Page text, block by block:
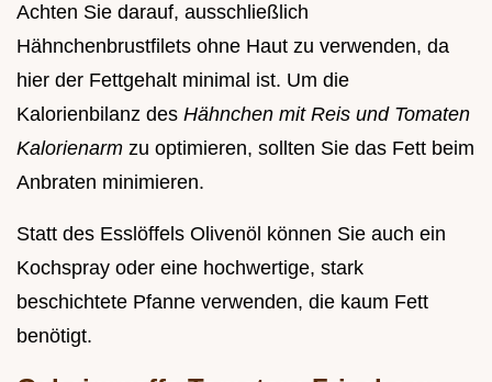
Achten Sie darauf, ausschließlich
Hähnchenbrustfilets ohne Haut zu verwenden, da
hier der Fettgehalt minimal ist. Um die
Kalorienbilanz des Hähnchen mit Reis und Tomaten
Kalorienarm zu optimieren, sollten Sie das Fett beim
Anbraten minimieren.
Statt des Esslöffels Olivenöl können Sie auch ein
Kochspray oder eine hochwertige, stark
beschichtete Pfanne verwenden, die kaum Fett
benötigt.